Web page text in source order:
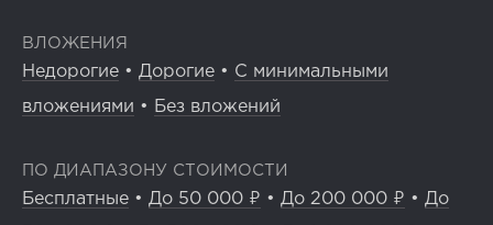
ВЛОЖЕНИЯ
Недорогие • Дорогие • С минимальными
вложениями • Без вложений
ПО ДИАПАЗОНУ СТОИМОСТИ
Бесплатные • До 50 000 ₽ • До 200 000 ₽ • До